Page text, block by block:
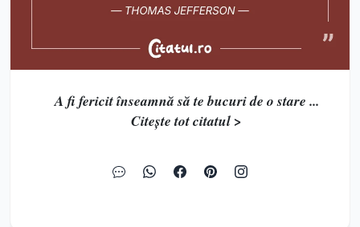
A fi fericit înseamnă să te bucuri de o stare ...
Citește tot citatul >